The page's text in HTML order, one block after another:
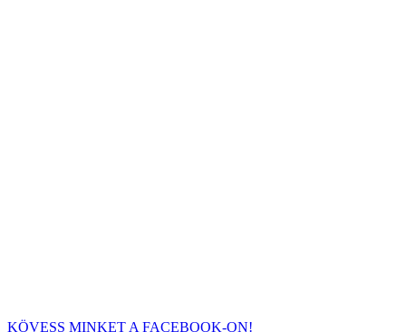
KÖVESS MINKET A FACEBOOK-ON!